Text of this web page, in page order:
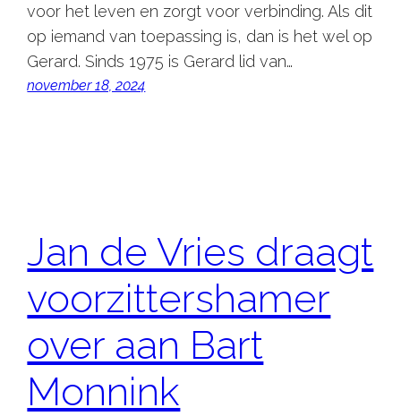
voor het leven en zorgt voor verbinding. Als dit
op iemand van toepassing is, dan is het wel op
Gerard. Sinds 1975 is Gerard lid van…
november 18, 2024
Jan de Vries draagt
voorzittershamer
over aan Bart
Monnink